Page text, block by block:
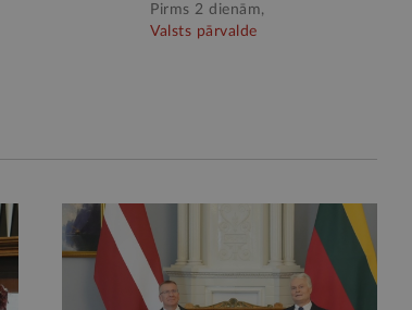
Pirms 2 dienām,
Valsts pārvalde